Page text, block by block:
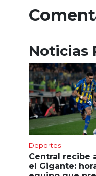
Noticias
Deportes
Central recibe
el Gigante: